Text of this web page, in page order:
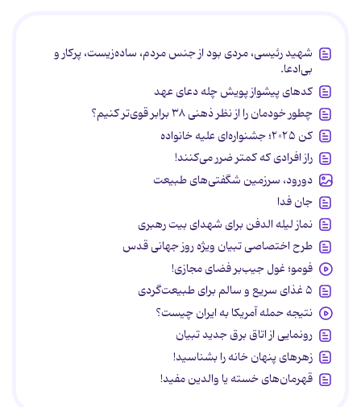
شهید رئیسی، مردی بود از جنس مردم، ساده‌زیست، پرکار و
بی‌ادعا.
کدهای پیشواز پویش چله دعای عهد
چطور خودمان را از نظر ذهنی ۳۸ برابر قوی‌تر کنیم؟
کن ۲۰۲۵؛ جشنواره‌ای علیه خانواده
راز افرادی که کمتر ضرر می‌کنند!
دورود، سرزمین شگفتی‌های طبیعت
جان فدا
نماز لیله الدفن برای شهدای بیت رهبری
طرح اختصاصی تبیان ویژه روز جهانی قدس
فومو؛ غول جیب‌بر فضای مجازی!
۵ غذای سریع و سالم برای طبیعت‌گردی
نتیجه حمله آمریکا به ایران چیست؟
رونمایی از اتاق برق جدید تبیان
زهرهای پنهان خانه را بشناسید!
قهرمان‌های خسته یا والدین مفید!